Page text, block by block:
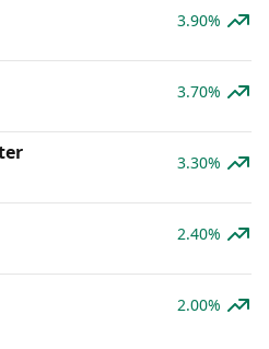
3.90%
3.70%
3.30%
2.40%
2.00%